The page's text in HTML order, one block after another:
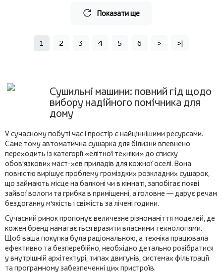
Показати ще
1 2 3 4 5 6 > >|
Сушильні машини: повний гід щодо
вибору надійного помічника для
дому
У сучасному побуті час і простір є найціннішими ресурсами.
Саме тому автоматична сушарка для білизни впевнено
переходить із категорії «елітної техніки» до списку
обов'язкових маст-хев приладів для кожної оселі. Вона
повністю вирішує проблему громіздких розкладних сушарок,
що займають місце на балконі чи в кімнаті, запобігає появі
зайвої вологи та грибка в приміщенні, а головне — дарує речам
бездоганну м'якість і свіжість за лічені години.
Сучасний ринок пропонує величезне різноманіття моделей, де
кожен бренд намагається вразити власними технологіями.
Щоб ваша покупка була раціональною, а техніка працювала
ефективно та безперебійно, необхідно детально розібратися
у внутрішній архітектурі, типах двигунів, системах фільтрації
та програмному забезпеченні цих пристроїв.